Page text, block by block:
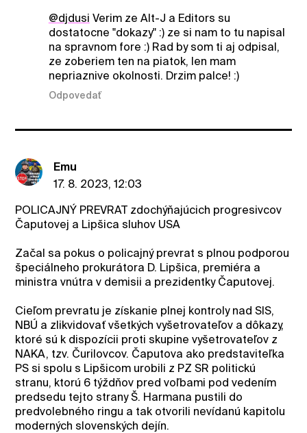
@djdusi Verim ze Alt-J a Editors su
dostatocne "dokazy" :) ze si nam to tu napisal
na spravnom fore :) Rad by som ti aj odpisal,
ze zoberiem ten na piatok, len mam
nepriaznive okolnosti. Drzim palce! :)
Odpovedať
Emu
17. 8. 2023, 12:03
POLICAJNÝ PREVRAT zdochýňajúcich progresivcov
Čaputovej a Lipšica sluhov USA
Začal sa pokus o policajný prevrat s plnou podporou
špeciálneho prokurátora D. Lipšica, premiéra a
ministra vnútra v demisii a prezidentky Čaputovej.
Cieľom prevratu je získanie plnej kontroly nad SIS,
NBÚ a zlikvidovať všetkých vyšetrovateľov a dôkazy,
ktoré sú k dispozícii proti skupine vyšetrovateľov z
NAKA, tzv. Čurilovcov. Čaputova ako predstaviteľka
PS si spolu s Lipšicom urobili z PZ SR politickú
stranu, ktorú 6 týždňov pred voľbami pod vedením
predsedu tejto strany Š. Harmana pustili do
predvolebného ringu a tak otvorili nevídanú kapitolu
moderných slovenských dejín.